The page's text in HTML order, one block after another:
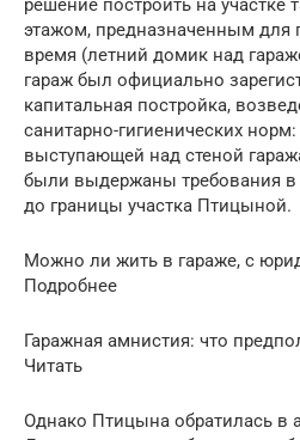
решение построить на участке
этажом, предназначенным для
время (летний домик над
гараж был официально
капитальная постройка,
санитарно-гигиенических
выступающей над стеной
были выдержаны требования в
до границы участка Птицыной.
Можно ли жить в гараже, с
Подробнее
Гаражная амнистия: что
Читать
Однако Птицына обратилась в